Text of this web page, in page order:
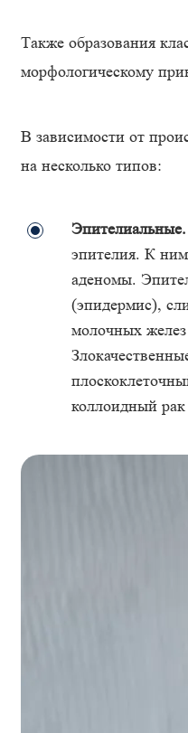
Также образования
морфологическому
В зависимости от
на несколько типов:
эпителия. К
аденомы.
(эпидермис),
молочных
коллоидный